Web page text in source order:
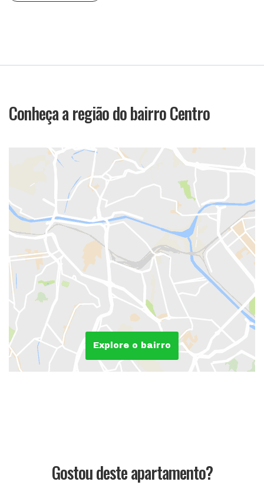
Conheça a região do bairro Centro
Explore o bairro
Gostou deste apartamento?